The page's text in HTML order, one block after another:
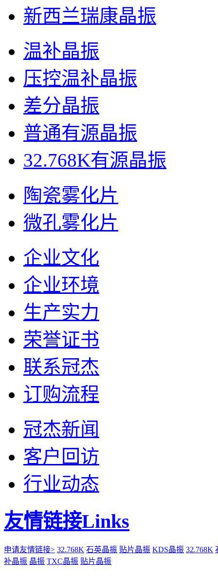
新西兰瑞康晶振
温补晶振
压控温补晶振
差分晶振
普通有源晶振
32.768K有源晶振
陶瓷雾化片
微孔雾化片
企业文化
企业环境
生产实力
荣誉证书
联系冠杰
订购流程
冠杰新闻
客户回访
行业动态
友情链接Links
申请友情链接> 32.768K 石英晶振 贴片晶振 KDS晶振 32.768K
补晶振 晶振 TXC晶振 贴片晶振